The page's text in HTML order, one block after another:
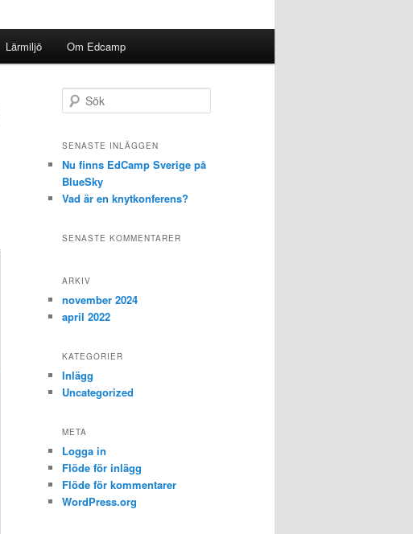
Lärmiljö Om Edcamp
ö
SENASTE INLÄGGEN
Nu finns EdCamp Sverige på
BlueSky
Vad är en knytkonferens?
SENASTE KOMMENTARER
ARKIV
november 2024
april 2022
KATEGORIER
Inlägg
Uncategorized
META
Logga in
Flöde för inlägg
Flöde för kommentarer
WordPress.org